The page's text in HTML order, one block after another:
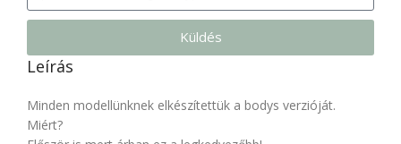
Küldés
Leírás
Minden modellünknek elkészítettük a bodys verzióját.
Miért?